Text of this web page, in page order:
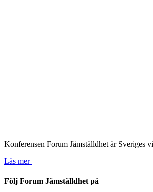
Konferensen Forum Jämställdhet är Sveriges
Läs mer
Följ Forum Jämställdhet på